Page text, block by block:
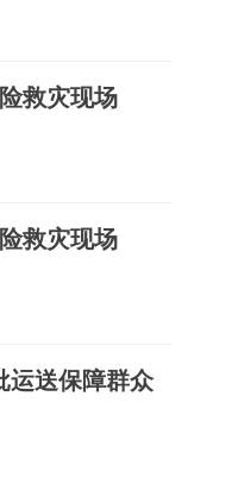
救灾现场
救灾现场
运送保障群众